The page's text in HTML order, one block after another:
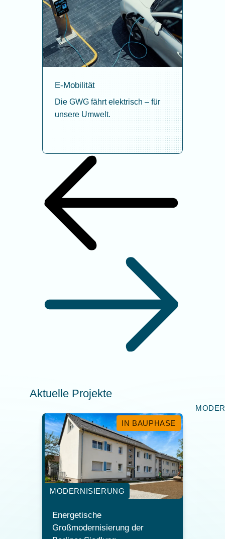
E-Mobilität
Die GWG fährt elektrisch – für
unsere Umwelt.
Aktuelle Projekte
MODERNISIERUNG
IN BAUPHASE
Energetische
Großmodernisierung der